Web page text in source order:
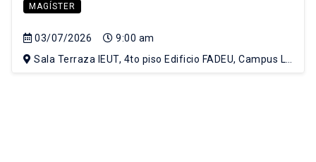
MAGÍSTER
03/07/2026
9:00 am
Sala Terraza IEUT, 4to piso Edificio FADEU, Campus Lo